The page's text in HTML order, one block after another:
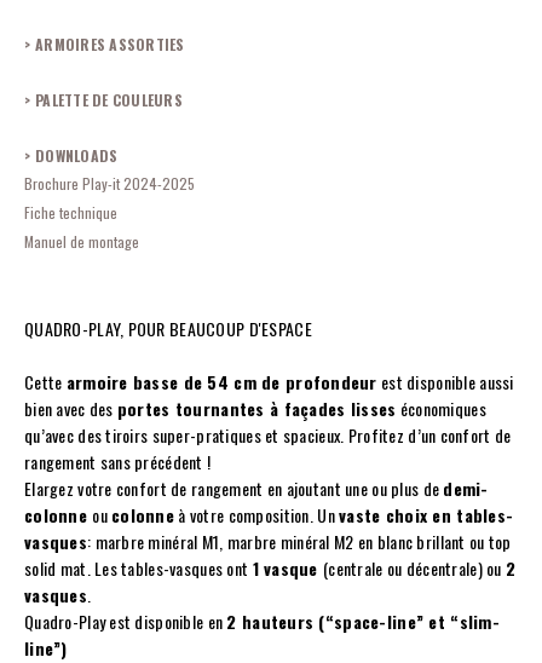
ARMOIRES ASSORTIES
PALETTE DE COULEURS
DOWNLOADS
Brochure Play-it 2024-2025
Fiche technique
Manuel de montage
QUADRO-PLAY, POUR BEAUCOUP D'ESPACE
Cette armoire basse de 54 cm de profondeur est disponible aussi
bien avec des portes tournantes à façades lisses économiques
qu’avec des tiroirs super-pratiques et spacieux. Profitez d’un confort de
rangement sans précédent !
Elargez votre confort de rangement en ajoutant une ou plus dedemi-
colonne oucolonneà votre composition. Unvaste choix en tables-
vasques: marbre minéral M1, marbre minéral M2 en blanc brillant ou top
solid mat. Les tables-vasques ont 1 vasque (centrale ou décentrale) ou 2
vasques
Quadro-Play est disponible en2 hauteurs (“space-line” et “slim-
line”)